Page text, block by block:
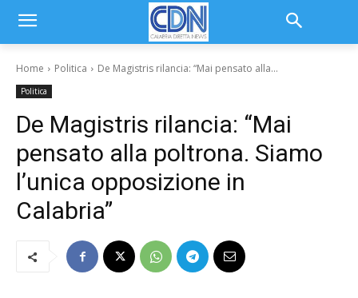
Home Politica De Magistris rilancia: “Mai pensato alla...
Politica
De Magistris rilancia: “Mai
pensato alla poltrona. Siamo
l’unica opposizione in
Calabria”